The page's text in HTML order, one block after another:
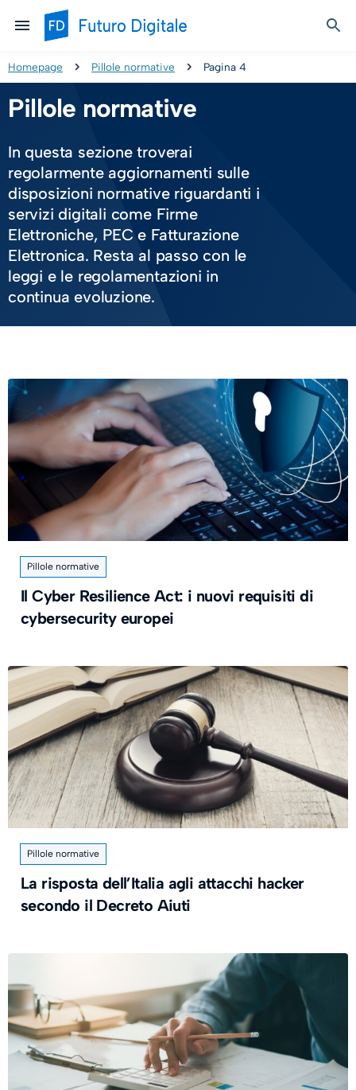
Homepage Pillole normative Pagina 4
Pillole normative
In questa sezione troverai
regolarmente aggiornamenti sulle
disposizioni normative riguardanti i
servizi digitali come Firme
Elettroniche, PEC e Fatturazione
Elettronica. Resta al passo con le
leggi e le regolamentazioni in
continua evoluzione.
Pillole normative
Il Cyber Resilience Act: i nuovi requisiti di
cybersecurity europei
Pillole normative
La risposta dell’Italia agli attacchi hacker
secondo il Decreto Aiuti